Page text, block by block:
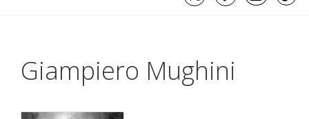
Giampiero Mughini